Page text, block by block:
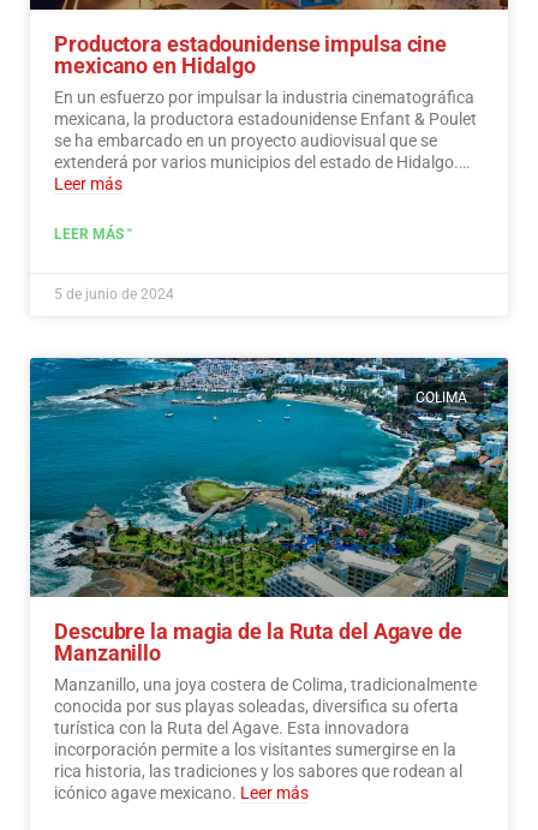
Productora estadounidense impulsa cine
mexicano en Hidalgo
En un esfuerzo por impulsar la industria cinematográfica
mexicana, la productora estadounidense Enfant & Poulet
se ha embarcado en un proyecto audiovisual que se
extenderá por varios municipios del estado de Hidalgo.…
Leer más
LEER MÁS "
5 de junio de 2024
COLIMA
Descubre la magia de la Ruta del Agave de
Manzanillo
Manzanillo, una joya costera de Colima, tradicionalmente
conocida por sus playas soleadas, diversifica su oferta
turística con la Ruta del Agave. Esta innovadora
incorporación permite a los visitantes sumergirse en la
rica historia, las tradiciones y los sabores que rodean al
icónico agave mexicano. Leer más